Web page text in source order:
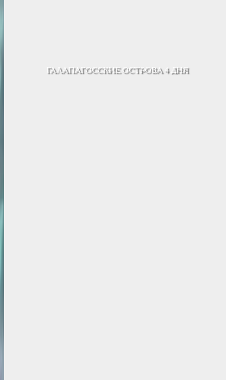
ГАЛАПАГОССКИЕ ОСТРОВА 4 ДНЯ